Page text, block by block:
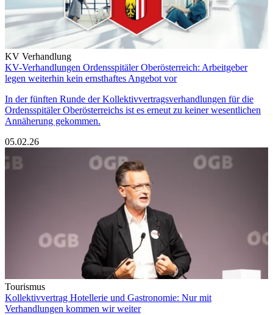
KV Verhandlung
KV-Verhandlungen Ordensspitäler Oberösterreich: Arbeitgeber
legen weiterhin kein ernsthaftes Angebot vor
In der fünften Runde der Kollektivvertragsverhandlungen für die
Ordensspitäler Oberösterreichs ist es erneut zu keiner wesentlichen
Annäherung gekommen.
05.02.26
Tourismus
Kollektivvertrag Hotellerie und Gastronomie: Nur mit
Verhandlungen kommen wir weiter